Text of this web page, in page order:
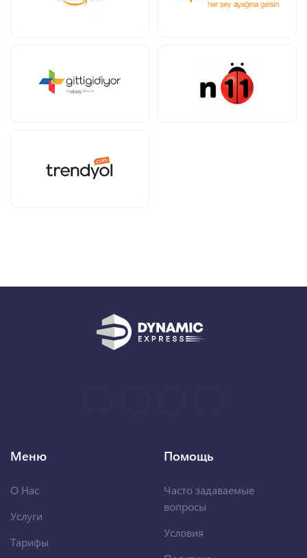
Меню
О Нас
Услуги
Тарифы
Помощь
Часто задаваемые
вопросы
Условия